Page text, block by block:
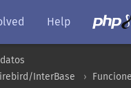
Help
InterBase